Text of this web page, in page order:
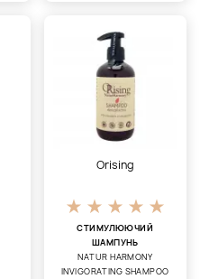
Orising
СТИМУЛЮЮЧИЙ
ШАМПУНЬ
NATUR HARMONY
INVIGORATING SHAMPOO